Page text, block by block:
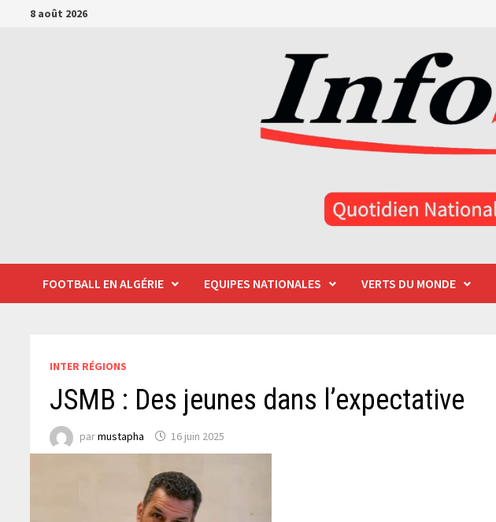
Passer8 août 2026
FOOTBALL EN ALGÉRIE EQUIPES NATIONALES VERTS DU MONDE
INTER RÉGIONS
JSMB : Des jeunes dans l’expectative
parmustapha 16 juin 2025